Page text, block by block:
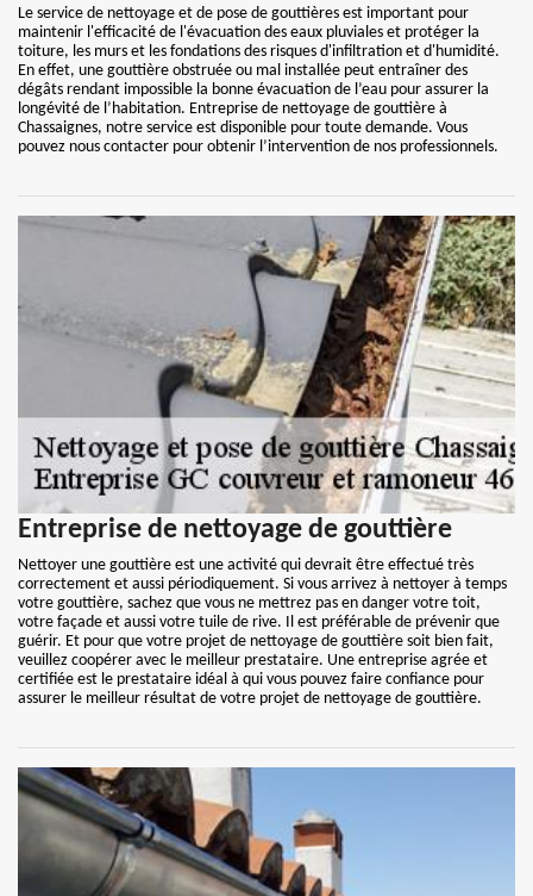
Le service de nettoyage et de pose de gouttières est important pour
maintenir l'efficacité de l'évacuation des eaux pluviales et protéger la
toiture, les murs et les fondations des risques d'infiltration et d'humidité.
En effet, une gouttière obstruée ou mal installée peut entraîner des
dégâts rendant impossible la bonne évacuation de l’eau pour assurer la
longévité de l’habitation. Entreprise de nettoyage de gouttière à
Chassaignes, notre service est disponible pour toute demande. Vous
pouvez nous contacter pour obtenir l’intervention de nos professionnels.
Entreprise de nettoyage de gouttière
Nettoyer une gouttière est une activité qui devrait être effectué très
correctement et aussi périodiquement. Si vous arrivez à nettoyer à temps
votre gouttière, sachez que vous ne mettrez pas en danger votre toit,
votre façade et aussi votre tuile de rive. Il est préférable de prévenir que
guérir. Et pour que votre projet de nettoyage de gouttière soit bien fait,
veuillez coopérer avec le meilleur prestataire. Une entreprise agrée et
certifiée est le prestataire idéal à qui vous pouvez faire confiance pour
assurer le meilleur résultat de votre projet de nettoyage de gouttière.